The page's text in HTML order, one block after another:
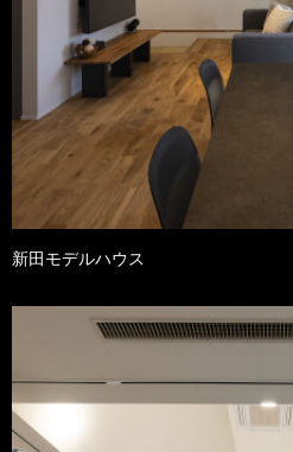
新田モデルハウス